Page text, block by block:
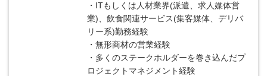
・ITもしくは人材業界(派遣、求人媒体営
業)、飲食関連サービス(集客媒体、デリバ
リー系)勤務経験
・無形商材の営業経験
・多くのステークホルダーを巻き込んだプ
ロジェクトマネジメント経験